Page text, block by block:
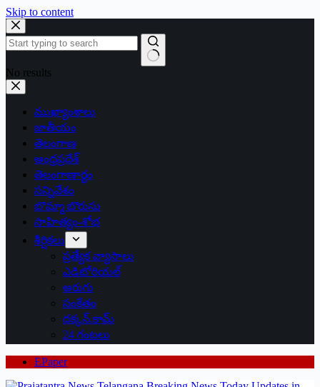
Skip to content
No results
ముఖ్యాంశాలు
జాతీయం
తెలంగాణ
ఆంధ్రప్రదేశ్
తెలంగాణార్థం
సన్నివేశం
బొమ్మా బొరుసు
సాహిత్యం-శోభ
శీర్షికలు
ప్రత్యేక వ్యాసాలు
ఎడిటోరియల్
అరుగు
సంకేతం
దక్కన్.కామ్
24 గంటలు
EPaper